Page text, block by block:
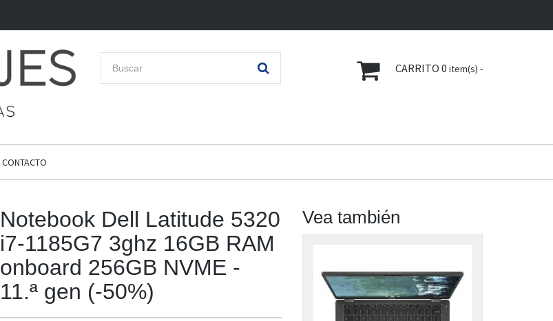
CARRITO 0 item(s) -
CONTACTO
Notebook Dell Latitude 5320
i7-1185G7 3ghz 16GB RAM
onboard 256GB NVME -
11.ª gen (-50%)
Vea también